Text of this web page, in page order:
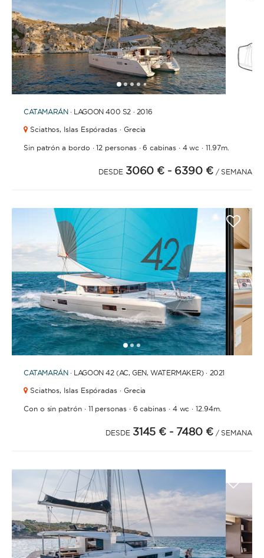
12345 678910111213
CATAMARÁN · LAGOON 400 S2 · 2016
Sciathos, Islas Espóradas · Grecia
Sin patrón a bordo ·12 personas·6 cabinas· 4 wc ·11.97m.
DESDE 3060 € - 6390 € / SEMANA
123
CATAMARÁN · LAGOON 42 (AC, GEN, WATERMAKER) · 2021
Sciathos, Islas Espóradas · Grecia
Con o sin patrón· 11 personas· 6 cabinas· 4 wc ·12.94m.
DESDE 3145 € - 7480 € / SEMANA